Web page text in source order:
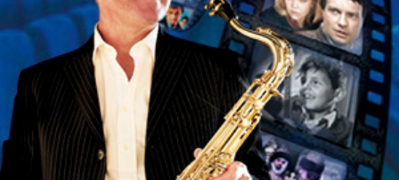
ценителей высокого искусства, возможностью
прикоснуться к вечным ценностям и насладиться
великолепием танца.
В программе:
Петр Чайковский Белое адажио из балета
«Лебединое озеро»
Николай Римский-Корсаков «Шехерезада»